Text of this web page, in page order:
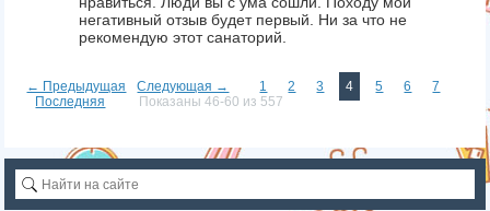
негативный отзыв будет первый. Ни за что не
рекомендую этот санаторий.
← Предыдущая Следующая → 1 2 3 4 5 6
7
Последняя
Показаны 46-60 из 557